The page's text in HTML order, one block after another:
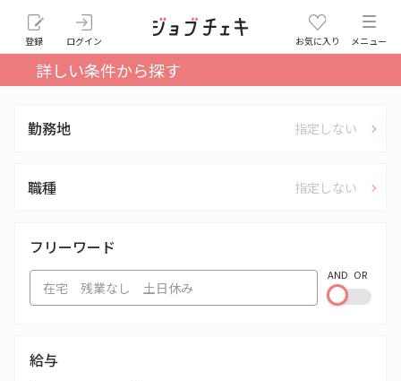
登録 ログイン お気に入り メニュー
詳しい条件から探す
勤務地 指定しない
職種 指定しない
フリーワード
AND OR
給与